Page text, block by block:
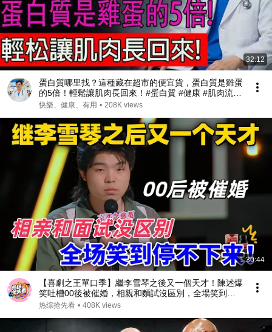
32:12
蛋白質哪里找？這種藏在超市的便宜貨，蛋白質是雞蛋
的5倍！輕鬆讓肌肉長回來！#蛋白質 #健康 #肌肉流失
#肌少症
快樂、健康、有用 • 208K views
1:30:44
【喜劇之王單口季】繼李雪琴之後又一個天才！陳述爆
笑吐槽00後被催婚，相親和麵試沒區別，全場笑到停
不下來！#喜剧 #搞笑 #standupcomedy #脱口秀
热综抢先看 • 408K views